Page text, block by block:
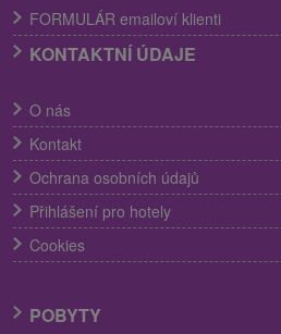
FORMULÁR emailoví klienti
KONTAKTNÍ ÚDAJE
O nás
Kontakt
Ochrana osobních údajů
Přihlášení pro hotely
Cookies
POBYTY